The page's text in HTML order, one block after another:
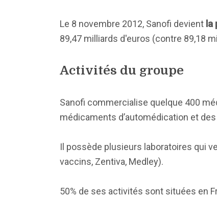
Le 8 novembre 2012, Sanofi devient la
89,47 milliards d'euros (contre 89,18
Activités du groupe
Sanofi commercialise quelque 400
médicaments d’automédication et
Il possède plusieurs laboratoires qui
vaccins, Zentiva, Medley).
50% de ses activités sont situées en